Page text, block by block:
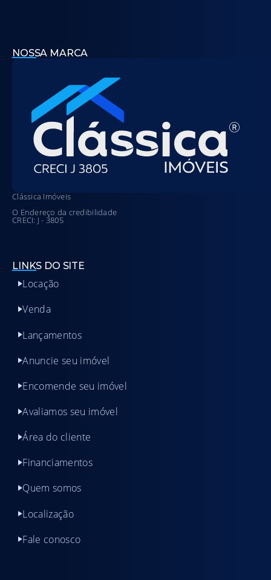
NOSSA MARCA
Clássica Imóveis
O Endereço da credibilidade
CRECI: J - 3805
LINKS DO SITE
Locação
Venda
Lançamentos
Anuncie seu imóvel
Encomende seu imóvel
Avaliamos seu imóvel
Área do cliente
Financiamentos
Quem somos
Localização
Fale conosco